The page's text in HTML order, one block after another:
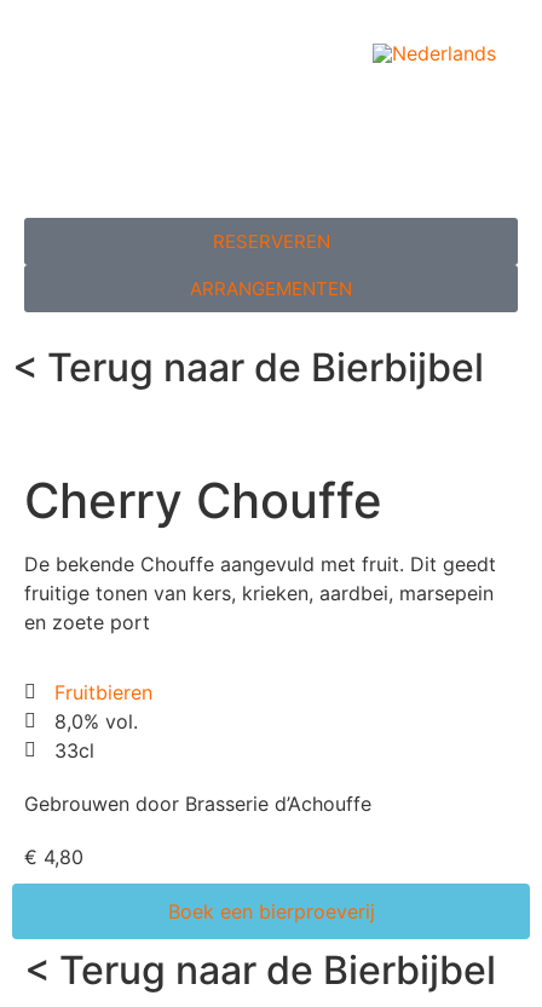
RESERVEREN
ARRANGEMENTEN
Cherry Chouffe
De bekende Chouffe aangevuld met fruit. Dit geedt
fruitige tonen van kers, krieken, aardbei, marsepein
en zoete port
Fruitbieren
8,0% vol.
33cl
Gebrouwen door Brasserie d’Achouffe
€ 4,80
Boek een bierproeverij
< Terug naar de Bierbijbel
< Terug naar de Bierbijbel